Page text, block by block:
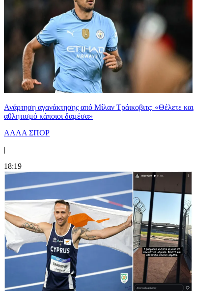
Ανάρτηση αγανάκτησης από Μίλαν Τράικοβιτς: «Θέλετε και
αθλητισμό κάποιοι δαμέσα»
ΑΛΛΑ ΣΠΟΡ
|
18:19